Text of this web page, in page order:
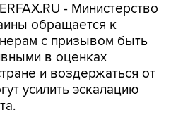
- Министерство
обращается к
с призывом быть
в оценках
и воздержаться от
усилить эскалацию